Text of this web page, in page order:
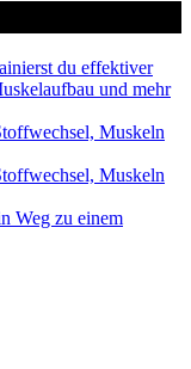
du effektiver
und mehr
Muskeln
Muskeln
Weg zu einem